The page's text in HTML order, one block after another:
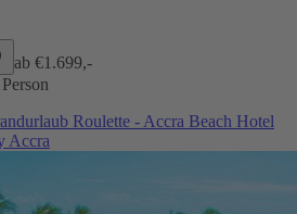
ab €1.699,-
Roulette - Accra Beach Hotel
Accra